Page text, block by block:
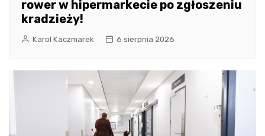
rower w hipermarkecie po zgłoszeniu
kradzieży!
Karol Kaczmarek 6 sierpnia 2026